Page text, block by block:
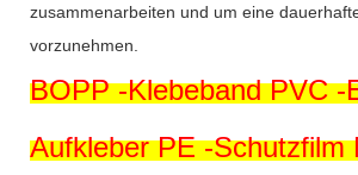
zusammenarbeiten und um eine
vorzunehmen.
BOPP -Klebeband PVC -
Aufkleber PE -Schutzfilm